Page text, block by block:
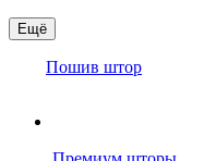
Ещё
Пошив штор